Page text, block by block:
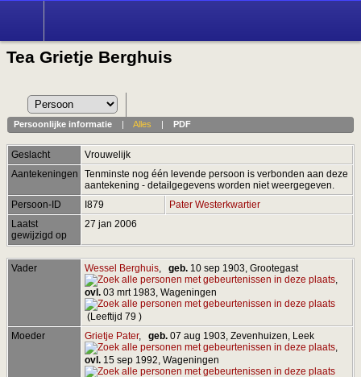
Tea Grietje Berghuis
Persoonlijke informatie| Alles PDF
Geslacht
Vrouwelijk
Aantekeningen
Tenminste nog één levende persoon is verbonden aan deze
aantekening - detailgegevens worden niet weergegeven.
Persoon-ID
I879
Pater Westerkwartier
Laatst
gewijzigd op
27 jan 2006
Vader Wessel Berghuis geb. 10 sep 1903, Grootegast
ovl. 03 mrt 1983, Wageningen
(Leeftijd 79 )
Moeder
Grietje Pater, geb. 07 aug 1903, Zevenhuizen, Leek
ovl. 15 sep 1992, Wageningen